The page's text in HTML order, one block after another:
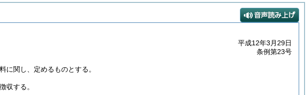
平成12年3月29日
条例第23号
に関し、定めるものとする。
収する。